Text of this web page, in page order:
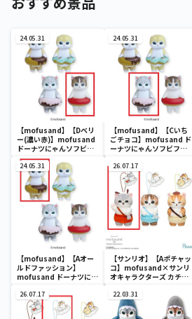
24.05.31
【mofusand】【Dベリ
ー(濃い赤)】mofusand
ドーナツにゃんソフビフ
ィギュア
24.05.31
【mofusand】【Cいち
ごチョコ】mofusand ド
ーナツにゃんソフビフィ
24.05.31
【mofusand】【Aオー
ルドファッション】
mofusand ドーナツにゃ
26.07.17
【サンリオ】【Aポチャッ
コ】mofusand×サンリ
オキャラクターズ カチュ
26.07.17 22.03.31